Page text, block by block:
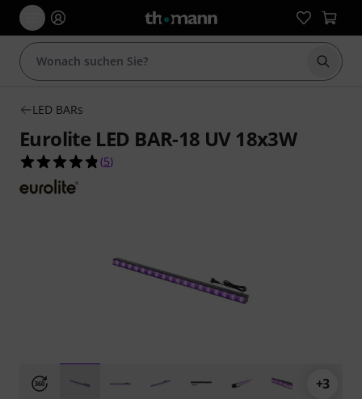
Suche
LED BARs
Eurolite LED BAR-18 UV 18x3W
4.8 von 5 Sternen aus 5 Kundenbewertungen
(5)
+3